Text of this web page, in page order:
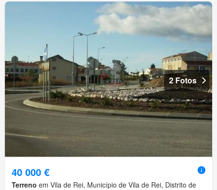
2 Fotos
40 000 €
Terreno em Vila de Rei, Município de Vila de Rei, Distrito de